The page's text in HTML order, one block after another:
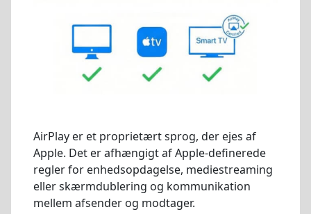
AirPlay er et proprietært sprog, der ejes af
Apple. Det er afhængigt af Apple-definerede
regler for enhedsopdagelse, mediestreaming
eller skærmdublering og kommunikation
mellem afsender og modtager.